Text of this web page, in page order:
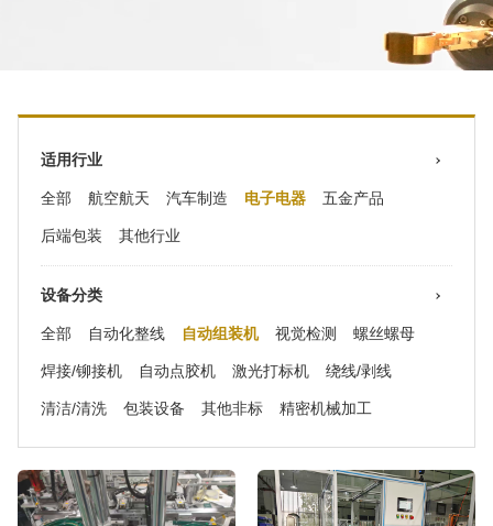
适用行业
全部 航空航天 汽车制造 电子电器 五金产品
后端包装 其他行业
设备分类
全部 自动化整线 自动组装机 视觉检测 螺丝螺母
焊接/铆接机 自动点胶机 激光打标机 绕线/剥线
清洁/清洗 包装设备 其他非标 精密机械加工